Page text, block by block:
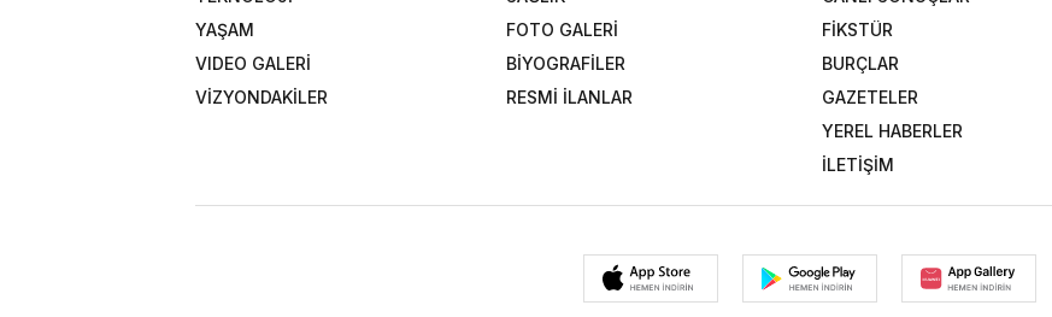
YAŞAM
FOTO GALERİ
VIDEO GALERİ
BİYOGRAFİLER
VİZYONDAKİLER
RESMİ İLANLAR
FİKSTÜR
BURÇLAR
GAZETELER
YEREL HABERLER
İLETİŞİM